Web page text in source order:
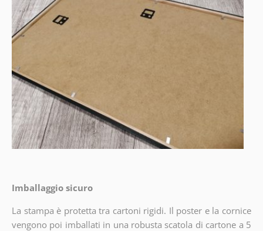
Imballaggio sicuro
La stampa è protetta tra cartoni rigidi. Il poster e la cornice
vengono poi imballati in una robusta scatola di cartone a 5